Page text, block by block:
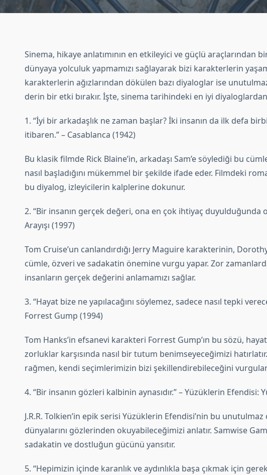
Sinema, hikaye anlatımının en etkileyici ve güçlü araçlarından
dünyaya yolculuk yapmamızı sağlayarak bizi karakterlerin
karakterlerin ağızlarından dökülen bazı diyaloglar ise
derin bir etki bırakır. İşte, sinema tarihindeki en iyi diyaloglardan
1. “İyi bir arkadaşlık ne zaman başlar? İki insanın da ilk defa
itibaren.” – Casablanca (1942)
Bu klasik filmde Rick Blaine’in, arkadaşı Sam’e söylediği bu
nasıl başladığını mükemmel bir şekilde ifade eder. Filmdeki
bu diyalog, izleyicilerin kalplerine dokunur.
2. “Bir insanın gerçek değeri, ona en çok ihtiyaç duyulduğunda
Arayışı (1997)
Tom Cruise’un canlandırdığı Jerry Maguire karakterinin,
cümle, özveri ve sadakatin önemine vurgu yapar. Zor
insanların gerçek değerini anlamamızı sağlar.
3. “Hayat bize ne yapılacağını söylemez, sadece nasıl tepki
Forrest Gump (1994)
Tom Hanks’in efsanevi karakteri Forrest Gump’ın bu sözü,
zorluklar karşısında nasıl bir tutum benimseyeceğimizi hatırlatır.
rağmen, kendi seçimlerimizin bizi şekillendirebileceğini
4. “Bir insanın gözleri kalbinin aynasıdır.” – Yüzüklerin Efendisi:
J.R.R. Tolkien’in epik serisi Yüzüklerin Efendisi’nin bu
dünyalarını gözlerinden okuyabileceğimizi anlatır. Samwise
sadakatin ve dostluğun gücünü yansıtır.
5. “Hepimizin içinde karanlık ve aydınlıkla başa çıkmak için